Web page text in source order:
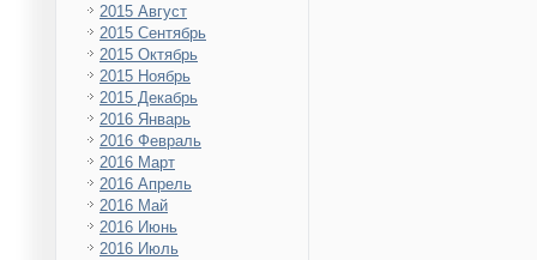
2015 Август
2015 Сентябрь
2015 Октябрь
2015 Ноябрь
2015 Декабрь
2016 Январь
2016 Февраль
2016 Март
2016 Апрель
2016 Май
2016 Июнь
2016 Июль